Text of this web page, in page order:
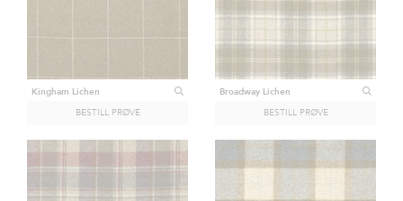
Kingham Lichen Broadway Lichen